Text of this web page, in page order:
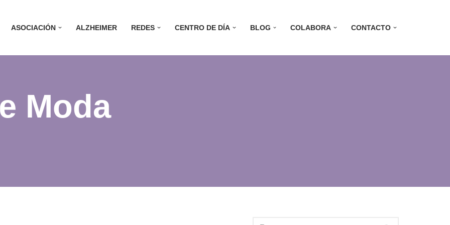
ASOCIACIÓN ALZHEIMER REDES CENTRO DE DÍA BLOG COLABORA CONTACTO
Moda